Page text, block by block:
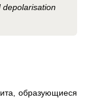
depolarisation
образующиеся